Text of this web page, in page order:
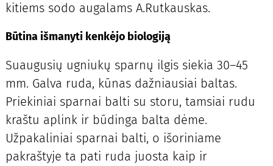
kitiems sodo augalams A.Rutkauskas.
Būtina išmanyti kenkėjo biologiją
Suaugusių ugniukų sparnų ilgis siekia 30–45
mm. Galva ruda, kūnas dažniausiai baltas.
Priekiniai sparnai balti su storu, tamsiai rudu
kraštu aplink ir būdinga balta dėme.
Užpakaliniai sparnai balti, o išoriniame
pakraštyje ta pati ruda juosta kaip ir